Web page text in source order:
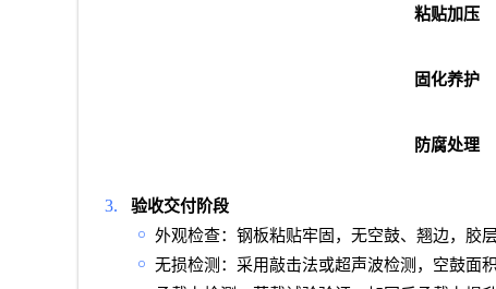
粘贴加压
固化养护
防腐处理
3. 验收交付阶段
￮ 外观检查：钢板粘贴牢固，无空鼓、翘边，胶
￮ 无损检测：采用敲击法或超声波检测，空鼓面积